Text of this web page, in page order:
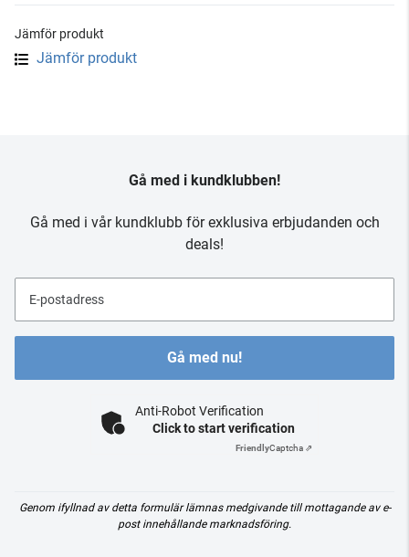
Jämför produkt
Jämför produkt
Gå med i kundklubben!
Gå med i vår kundklubb för exklusiva erbjudanden och
deals!
E-postadress
Gå med nu!
Anti-Robot Verification
Click to start verification
FriendlyCaptcha ⇗
Genom ifyllnad av detta formulär lämnas medgivande till mottagande av e-
post innehållande marknadsföring.